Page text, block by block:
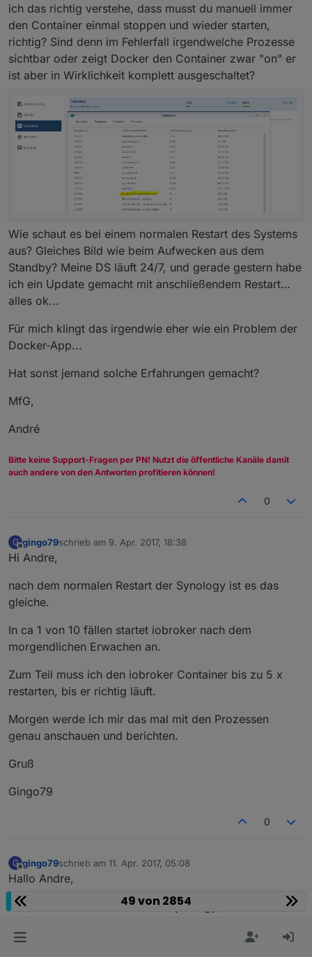
ich das richtig verstehe, dass musst du manuell immer
den Container einmal stoppen und wieder starten,
richtig? Sind denn im Fehlerfall irgendwelche Prozesse
sichtbar oder zeigt Docker den Container zwar "on" er
ist aber in Wirklichkeit komplett ausgeschaltet?
Wie schaut es bei einem normalen Restart des Systems
aus? Gleiches Bild wie beim Aufwecken aus dem
Standby? Meine DS läuft 24/7, und gerade gestern habe
ich ein Update gemacht mit anschließendem Restart…
alles ok...
Für mich klingt das irgendwie eher wie ein Problem der
Docker-App...
Hat sonst jemand solche Erfahrungen gemacht?
MfG,
André
Bitte keine Support-Fragen per PN! Nutzt die öffentliche Kanäle damit
auch andere von den Antworten profitieren können!
0
G
Offline
gingo79schrieb am 9. Apr. 2017, 18:38
zuletzt editiert von
Hi Andre,
nach dem normalen Restart der Synology ist es das
gleiche.
In ca 1 von 10 fällen startet iobroker nach dem
morgendlichen Erwachen an.
Zum Teil muss ich den iobroker Container bis zu 5 x
restarten, bis er richtig läuft.
Morgen werde ich mir das mal mit den Prozessen
genau anschauen und berichten.
Gruß
Gingo79
0
G
Offline
gingo79schrieb am 11. Apr. 2017, 05:08
zuletzt editiert von
Hallo Andre,
also, nach dem Erwachen der Synology, ist die CPU
49 von 2854